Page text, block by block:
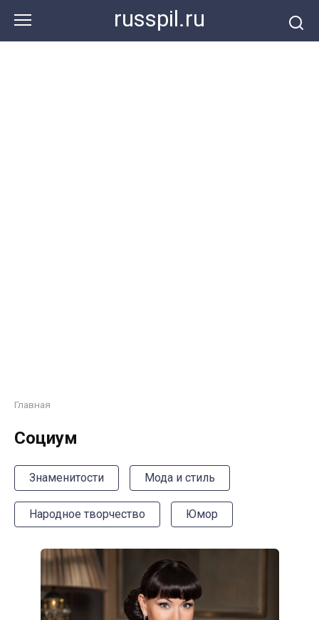
контенту
russpil.ru
Главная
Социум
Знаменитости Мода и стиль
Народное творчество Юмор